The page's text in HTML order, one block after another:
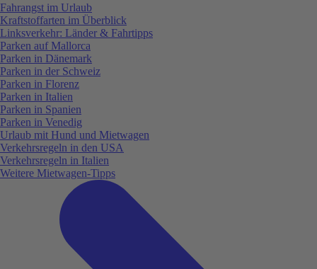
Fahrangst im Urlaub
Kraftstoffarten im Überblick
Linksverkehr: Länder & Fahrtipps
Parken auf Mallorca
Parken in Dänemark
Parken in der Schweiz
Parken in Florenz
Parken in Italien
Parken in Spanien
Parken in Venedig
Urlaub mit Hund und Mietwagen
Verkehrsregeln in den USA
Verkehrsregeln in Italien
Weitere Mietwagen-Tipps